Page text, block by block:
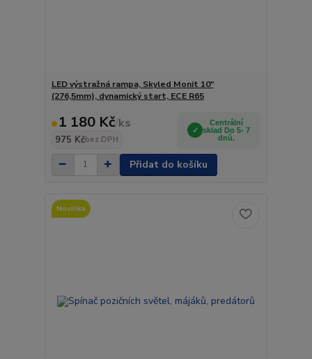
LED výstražná rampa, Skyled Monit 10"
(276,5mm), dynamický start, ECE R65
1 180 Kč/ks
975 Kčbez DPH
Centrální
sklad Do 5- 7
dnů.
Přidat do košíku
Novinka